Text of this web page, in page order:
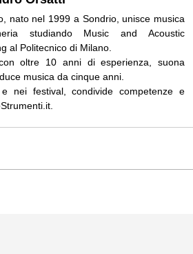
nato nel 1999 a Sondrio, unisce musica
studiando Music and Acoustic
al Politecnico di Milano.
oltre 10 anni di esperienza, suona
musica da cinque anni.
nei festival, condivide competenze e